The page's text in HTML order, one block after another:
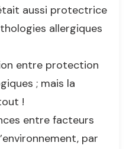
aussi protectrice
allergiques
entre protection
; mais la
!
entre facteurs
par